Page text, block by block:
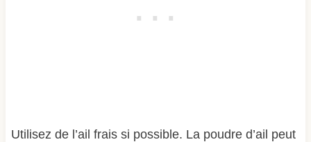
Utilisez de l’ail frais si possible. La poudre d’ail peut